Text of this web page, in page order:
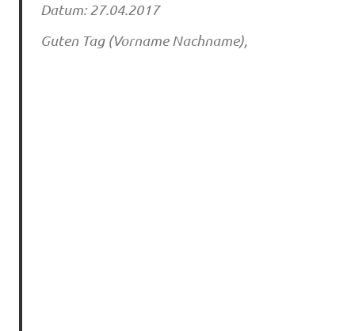
Datum: 27.04.2017
Guten Tag (Vorname Nachname),